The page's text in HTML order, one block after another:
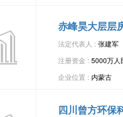
赤峰昊大层层
法定代表人 : 张建军
注册资金 : 5000万人
企业位置 : 内蒙古
四川曾方环保